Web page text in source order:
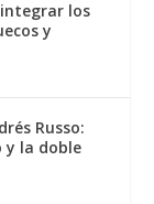
los
y
Russo:
y la doble